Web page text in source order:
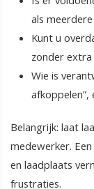
als
Kunt u
zonder extra
Wie is
Belangrijk: laat
medewerker.
en laadplaats
frustraties.